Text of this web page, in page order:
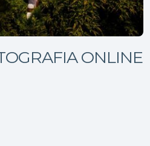
ONLINE